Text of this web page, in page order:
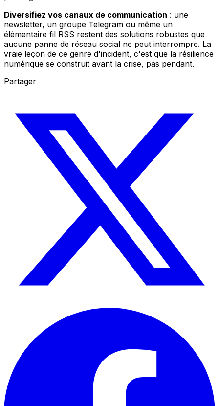
Diversifiez vos canaux de communication : une
newsletter, un groupe Telegram ou même un
élémentaire fil RSS restent des solutions robustes que
aucune panne de réseau social ne peut interrompre. La
vraie leçon de ce genre d'incident, c'est que la résilience
numérique se construit avant la crise, pas pendant.
Partager